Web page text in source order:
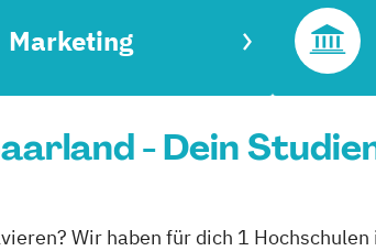
Marketing
- Dein
Wir haben für dich 1